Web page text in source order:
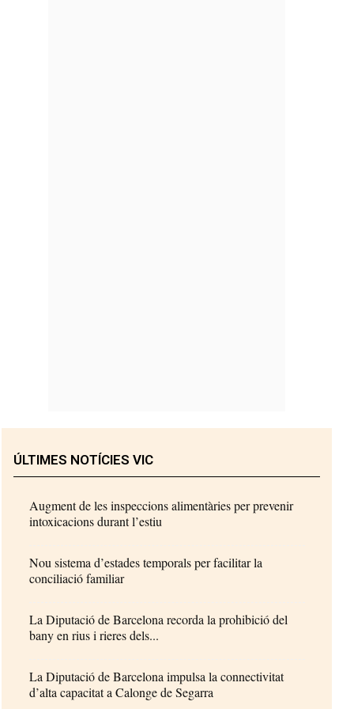
ÚLTIMES NOTÍCIES VIC
Augment de les inspeccions alimentàries per prevenir
intoxicacions durant l’estiu
Nou sistema d’estades temporals per facilitar la
conciliació familiar
La Diputació de Barcelona recorda la prohibició del
bany en rius i rieres dels...
La Diputació de Barcelona impulsa la connectivitat
d’alta capacitat a Calonge de Segarra